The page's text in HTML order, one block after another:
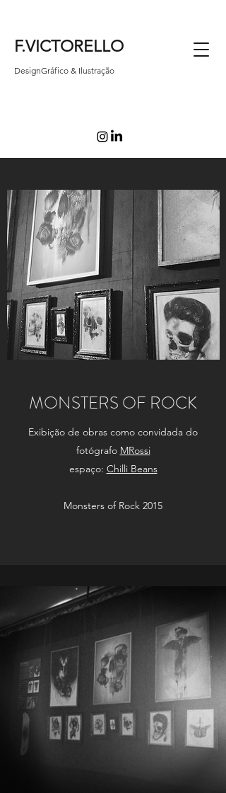
F.VICTORELLO
DesignGráfico & Ilustração
MONSTERS OF ROCK
Exibição de obras como convidada do
fotógrafo MRossi
espaço: Chilli Beans
Monsters of Rock 2015